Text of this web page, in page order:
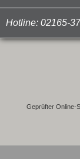
Hotline: 02165-
Geprüfter Online-